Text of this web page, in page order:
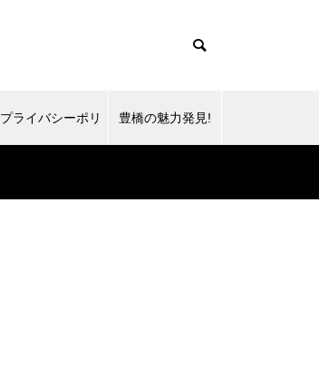
プライバシーポリ 豊橋の魅力発見!